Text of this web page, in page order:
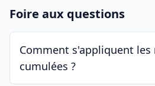
Foire aux questions
Comment s'appliquent les
cumulées ?